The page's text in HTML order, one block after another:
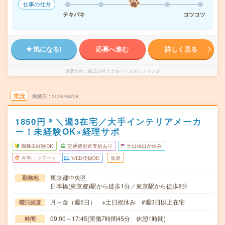
仕事の仕方
テキパキ
コツコツ
気になる! 応募へ進む 詳しく見る
派遣会社 株式会社リクルートスタッフィング
未読 掲載日 2026/08/08
1850円＊＼週3在宅／大手インテリアメーカ
ー！未経験OK×経理サポ
職種未経験OK 交通費別途支給あり 土日祝日が休み
在宅・リモート WEB登録OK 派遣
勤務地
東京都中央区
日本橋(東京都)駅から徒歩1分／東京駅から徒歩8分
曜日頻度 月～金（週5日） ※土日祝休み #週3日以上在宅
時間 09:00～17:45(実働7時間45分 休憩1時間)